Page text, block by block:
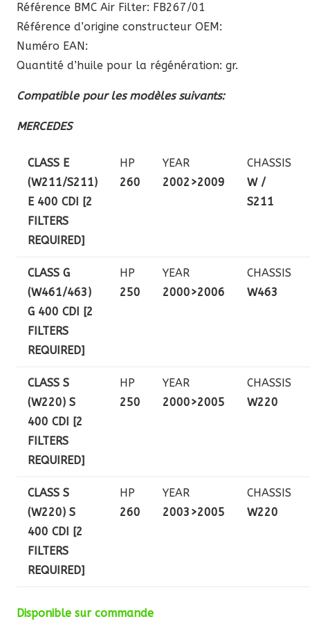
Référence BMC Air Filter: FB267/01
Référence d’origine constructeur OEM:
Numéro EAN:
Quantité d’huile pour la régénération: gr.
Compatible pour les modèles suivants:
MERCEDES
CLASS E
(W211/S211)
E 400 CDI [2
FILTERS
REQUIRED]
HP
260
YEAR
2002>2009
CHASSIS
W /
S211
CLASS G
(W461/463)
G 400 CDI [2
FILTERS
REQUIRED]
HP
250
YEAR
2000>2006
CHASSIS
W463
CLASS S
(W220) S
400 CDI [2
FILTERS
REQUIRED]
HP
250
YEAR
2000>2005
CHASSIS
W220
CLASS S
(W220) S
400 CDI [2
FILTERS
REQUIRED]
HP
260
YEAR
2003>2005
CHASSIS
W220
Disponible sur commande